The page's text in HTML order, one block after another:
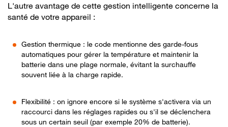
L'autre avantage de cette gestion intelligente concerne la
santé de votre appareil :
Gestion thermique : le code mentionne des garde-fous
automatiques pour gérer la température et maintenir la
batterie dans une plage normale, évitant la surchauffe
souvent liée à la charge rapide.
Flexibilité : on ignore encore si le système s'activera via un
raccourci dans les réglages rapides ou s'il se déclenchera
sous un certain seuil (par exemple 20% de batterie).